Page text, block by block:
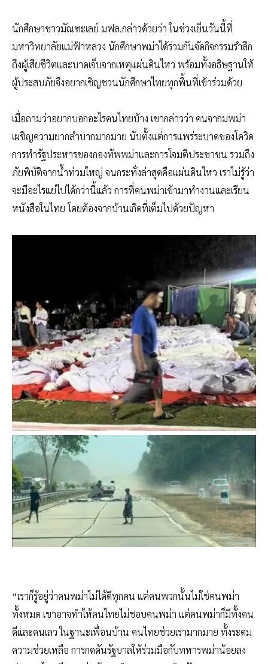
นักศึกษาชาวมัณฑะเลย์ มฟล.กล่าวด้วยว่า ในช่วงเย็นวันนี้ที่
มหาวิทยาลัยแม่ฟ้าหลวง นักศึกษาพม่าได้ร่วมกันจัดกิจกรรมรำลึก
ถึงผู้เสียชีวิตและบาดเจ็บจากเหตุแผ่นดินไหว พร้อมทั้งอธิษฐานให้
ผู้ประสบภัยจึงอยากเชิญชวนนักศึกษาไทยทุกพื้นที่เข้าร่วมด้วย
เมื่อถามว่าอยากบอกอะไรคนไทยบ้าง เขากล่าวว่า คนจากมพม่า
เผชิญความยากลำบากมากมาย นับตั้งแต่การแพร่ระบาดของโควิด
การทำรัฐประหารของกองทัพพม่าและการโจมตีประชาชน รวมถึง
ภัยพิบัติจากน้ำท่วมใหญ่ จนกระทั่งล่าสุดคือแผ่นดินไหว เราไม่รู้ว่า
จะมีอะไรแย่ไปได้กว่านี้แล้ว การที่คนพม่าเข้ามาทำงานและเรียน
หนังสือในไทย โดยต้องจากบ้านเกิดที่เต็มไปด้วยปัญหา
“เราก็รู้อยู่ว่าคนพม่าไม่ได้ดีทุกคน แต่คนพวกนั้นไม่ใช่คนพม่า
ทั้งหมด เขาอาจทำให้คนไทยไม่ชอบคนพม่า แต่คนพม่าก็มีทั้งคน
ดีและคนเลว ในฐานะเพื่อนบ้าน คนไทยช่วยเรามากมาย ทั้งระดม
ความช่วยเหลือ การกดดันรัฐบาลให้ร่วมมือกับทหารพม่าน้อยลง